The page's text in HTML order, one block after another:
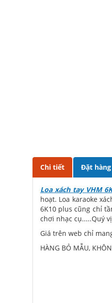
Chi tiết Đặt
Loa xách tay VHM
hoạt. Loa karaoke
6K10 plus cũng chỉ
chơi nhạc cụ.....Quý
Giá trên web chỉ
HÀNG BỎ MẪU,